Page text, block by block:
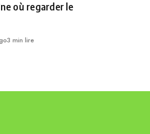
où regarder le
3 min lire